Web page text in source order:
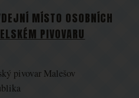
MÍSTO OSOBNÍCH
PIVOVARU
pivovar Malešov